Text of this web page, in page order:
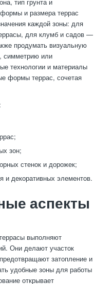
и размера террас
каждой зоны: для
для клумб и садов —
продумать визуальную
симметрию или
технологии и материалы
формы террас, сочетая
зон;
стенок и дорожек;
и декоративных элементов.
аспекты
выполняют
Они делают участок
затопление и
удобные зоны для работы
открывает